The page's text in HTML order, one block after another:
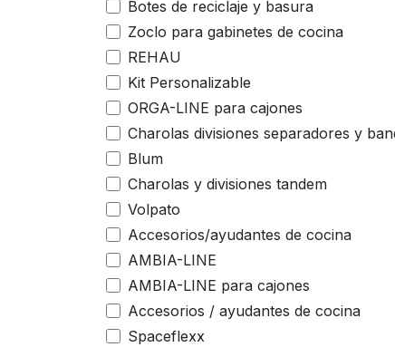
Botes de reciclaje y basura
Zoclo para gabinetes de cocina
REHAU
Kit Personalizable
ORGA-LINE para cajones
Charolas divisiones separadores y
Blum
Charolas y divisiones tandem
Volpato
Accesorios/ayudantes de cocina
AMBIA-LINE
AMBIA-LINE para cajones
Accesorios / ayudantes de cocina
Spaceflexx